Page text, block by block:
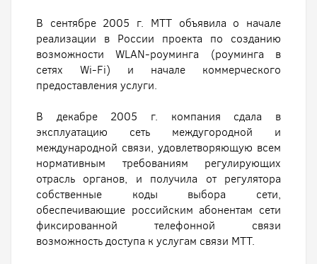
В сентябре 2005 г. МТТ объявила о начале
реализации в России проекта по созданию
возможности WLAN-роуминга (роуминга в
сетях Wi-Fi) и начале коммерческого
предоставления услуги.
В декабре 2005 г. компания сдала в
эксплуатацию сеть междугородной и
международной связи, удовлетворяющую всем
нормативным требованиям регулирующих
отрасль органов, и получила от регулятора
собственные коды выбора сети,
обеспечивающие российским абонентам сети
фиксированной телефонной связи
возможность доступа к услугам связи МТТ.